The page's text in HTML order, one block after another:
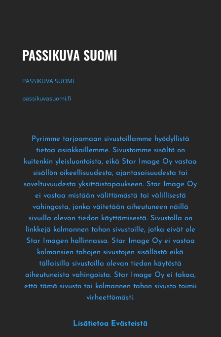
PASSIKUVA SUOMI
PASSIKUVA SUOMI
passikuvasuomi.fi
Pyrimme tarjoamaan sivustoillamme hyödyllistä
tietoa asiakkaillemme. Sivustomme sisältö on
kuitenkin yleisluontoista, eikä Star Image Oy vastaa
sisällön oikeellisuudesta, ajantasaisuudesta tai
soveltuvuudesta yksittäistapaukseen. Star Image Oy
ei vastaa mistään välittömästä tai välillisestä
vahingosta, jonka väitetään aiheutuneen näillä
sivuilla olevan tiedon käyttämisestä. Sivustolla on
linkkejä kolmannen tahon sivustoille, jotka eivät ole
Star Imagen hallinnassa. Star Image Oy ei vastaa
kolmansien tahojen sivustojen sisällöstä eikä
tällaisilla sivustoilla olevan tiedon käytöstä
aiheutuneista vahingoista. Star Image Oy ei takaa,
että tämä sivusto tai kolmannen tahon sivusto toimii
virheettömästi.
Lisätietoa Evästeistä